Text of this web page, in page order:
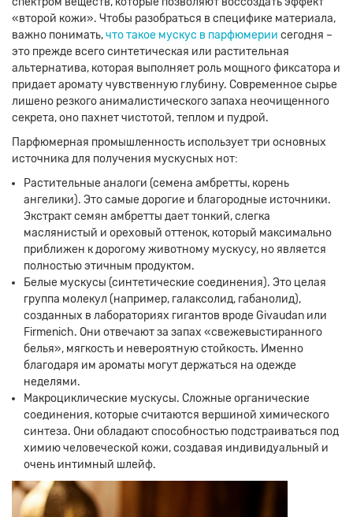
«второй кожи». Чтобы разобраться в специфике материала,
важно понимать,что такое мускус в парфюмерии сегодня –
это прежде всего синтетическая или растительная
альтернатива, которая выполняет роль мощного фиксатора и
придает аромату чувственную глубину. Современное сырье
лишено резкого анималистического запаха неочищенного
секрета, оно пахнет чистотой, теплом и пудрой.
Парфюмерная промышленность использует три основных
источника для получения мускусных нот:
Растительные аналоги (семена амбретты, корень
ангелики). Это самые дорогие и благородные источники.
Экстракт семян амбретты дает тонкий, слегка
маслянистый и ореховый оттенок, который максимально
приближен к дорогому животному мускусу, но является
полностью этичным продуктом.
Белые мускусы (синтетические соединения). Это целая
группа молекул (например, галаксолид, габанолид),
созданных в лабораториях гигантов вроде Givaudan или
Firmenich. Они отвечают за запах «свежевыстиранного
белья», мягкость и невероятную стойкость. Именно
благодаря им ароматы могут держаться на одежде
неделями.
Макроциклические мускусы. Сложные органические
соединения, которые считаются вершиной химического
синтеза. Они обладают способностью подстраиваться под
химию человеческой кожи, создавая индивидуальный и
очень интимный шлейф.